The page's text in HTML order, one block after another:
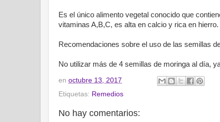
Es el único alimento vegetal conocido que
vitaminas A,B,C, es alta en calcio y rica en hierro.
Recomendaciones sobre el uso de las semillas
No utilizar más de 4 semillas de moringa al día,
en octubre 13, 2017
Etiquetas: Remedios
No hay comentarios: